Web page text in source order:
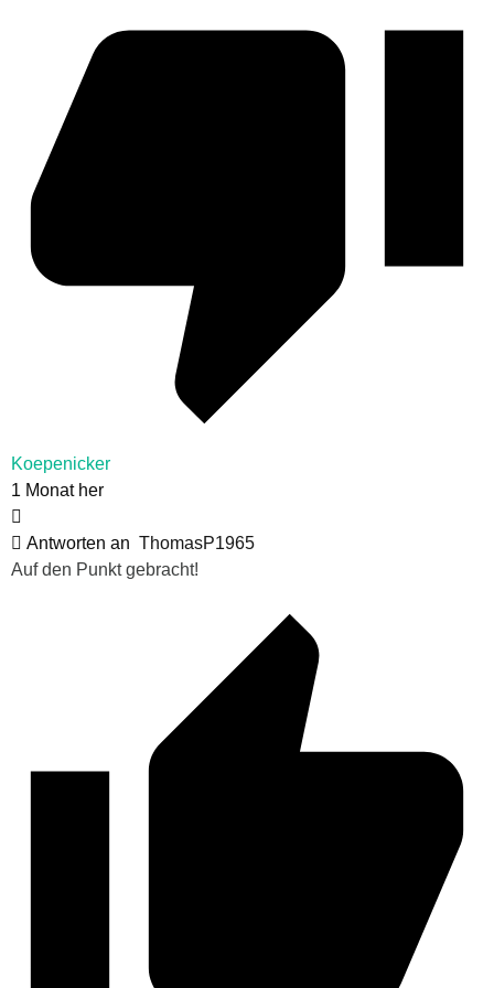
Koepenicker
1 Monat her
Antworten an ThomasP1965
Auf den Punkt gebracht!